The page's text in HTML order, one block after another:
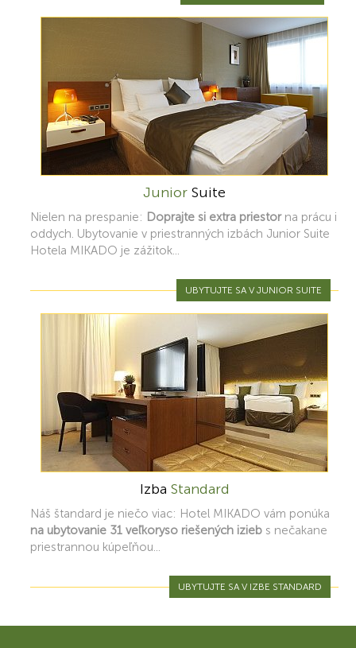
JuniorSuite
Nielen na prespanie: Doprajte si extra priestorna prácu i
oddych. Ubytovanie v priestranných izbách Junior Suite
Hotela MIKADO je zážitok...
UBYTUJTE SA V JUNIOR SUITE
Izba Standard
Náš štandard je niečo viac: Hotel MIKADO vám ponúka
na ubytovanie 31 veľkoryso riešených izieb s nečakane
priestrannou kúpeľňou...
UBYTUJTE SA V IZBE STANDARD